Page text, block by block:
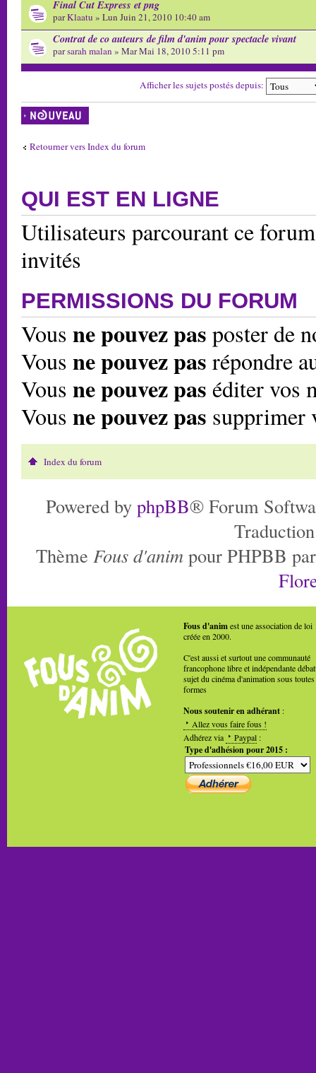
Final Cut Express et png
parKlaatu » Lun Juin 21, 2010 10:40 am
Contrat de co auteurs de film d'anim pour spectacle vivant
parsarah malan » Mar Mai 18, 2010 5:11 pm
Afficher les sujets postés depuis:
Écrire un nouveau
sujet
Retourner vers Index du forum
QUI EST EN LIGNE
Utilisateurs parcourant ce
invités
PERMISSIONS DU FORUM
Vous ne pouvez pas poster de
Vous ne pouvez pas répondre
Vous ne pouvez pas éditer vos
Vous ne pouvez pas supprimer
Index du forum
Powered by phpBB® Forum
Thème Fous d'anim pour PHPBB
Fous d'animest une association de loi
créée en 2000.
C'est aussi et surtout une communauté
francophone libre et indépendante
sujet du cinéma d'animation sous toutes
formes
Nous soutenir en adhérant :
Allez vous faire fous !
Adhérez via
Paypal :
Type d'adhésion pour 2015 :